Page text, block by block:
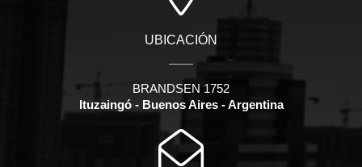
UBICACIÓN
BRANDSEN 1752
Ituzaingó - Buenos Aires - Argentina